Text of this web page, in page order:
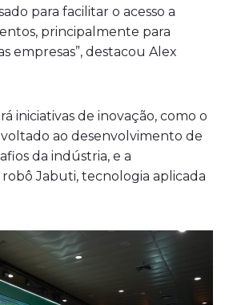
para facilitar o acesso a
principalmente para
empresas”, destacou Alex
iniciativas de inovação, como o
ao desenvolvimento de
da indústria, e a
Jabuti, tecnologia aplicada